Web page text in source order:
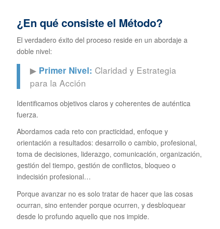
¿En qué consiste el Método?
El verdadero éxito del proceso reside en un abordaje a
doble nivel:
▶ Primer Nivel: Claridad y Estrategia
para la Acción
Identificamos objetivos claros y coherentes de auténtica
fuerza.
Abordamos cada reto con practicidad, enfoque y
orientación a resultados: desarrollo o cambio, profesional,
toma de decisiones, liderazgo, comunicación, organización,
gestión del tiempo, gestión de conflictos, bloqueo o
indecisión profesional…
Porque avanzar no es solo tratar de hacer que las cosas
ocurran, sino entender porque ocurren, y desbloquear
desde lo profundo aquello que nos impide.